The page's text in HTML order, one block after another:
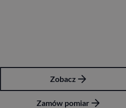
Zobacz
Zamów pomiar